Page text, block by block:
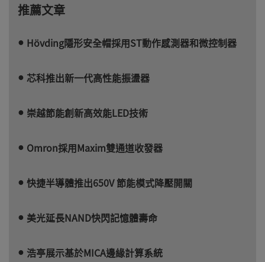
推薦文章
Hövding隱形安全帽採用ST動作感測器和微控制器
芯科推出新一代高性能振盪器
崇越節能創新高效能LED技術
Omron採用Maxim雙通道收發器
快捷半導體推出650V 節能模式降壓開關
美光延長NAND快閃記憶體壽命
浩亭展示基於MICA邊緣計算系統